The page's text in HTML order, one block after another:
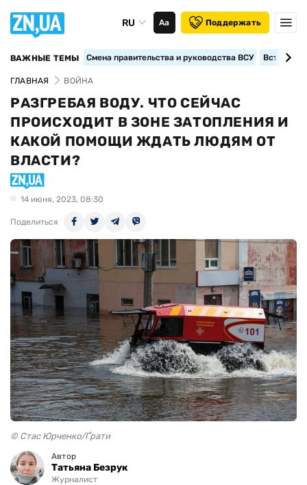
RU Аа Поддержать
ВАЖНЫЕ ТЕМЫ Смена правительства и руководства ВСУ
ГЛАВНАЯ ВОЙНА
РАЗГРЕБАЯ ВОДУ. ЧТО СЕЙЧАС
ПРОИСХОДИТ В ЗОНЕ ЗАТОПЛЕНИЯ И
КАКОЙ ПОМОЩИ ЖДАТЬ ЛЮДЯМ ОТ
ВЛАСТИ?
14 июня, 2023, 08:30
Поделиться
© Стас Юрченко/Ґрати
Автор
Татьяна Безрук
Журналист